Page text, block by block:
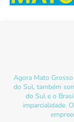
Agora Mato
do Sul, também
do Sul e o
imparcialidade.